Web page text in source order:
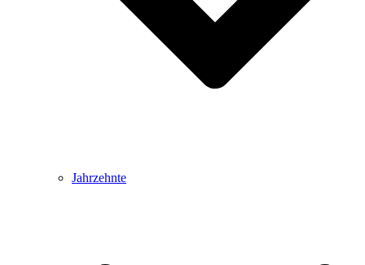
Jahrzehnte